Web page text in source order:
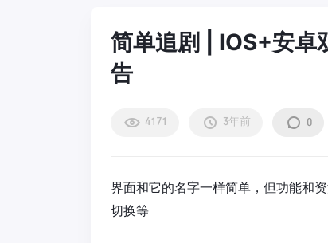
简单追剧 | IOS+安卓
告
4171 3年前 0
界面和它的名字一样简单，但功能和
切换等